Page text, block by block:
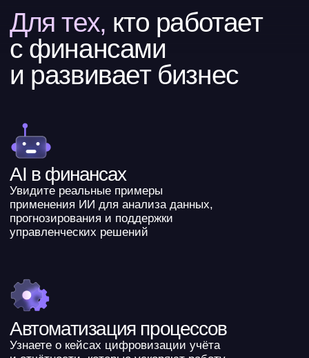
Новые компетенции
Рост компетенций в управлении
финансами и бизнесом
Автоматизация процессов
Узнаете о кейсах цифровизации учёта
и отчётности, которые ускоряют работу
и минимизируют ошибки
Финансисты и другие профессионалы